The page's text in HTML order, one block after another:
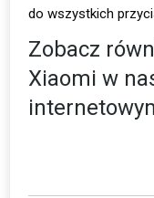
do wszystkich
Zobacz
Xiaomi w